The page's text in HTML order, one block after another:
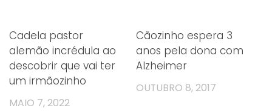
Cadela pastor
alemão incrédula ao
descobrir que vai ter
um irmãozinho
MAIO 7, 2022
Cãozinho espera 3
anos pela dona com
Alzheimer
OUTUBRO 8, 2017